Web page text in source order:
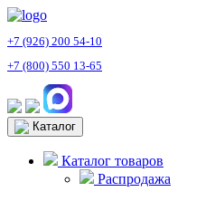
+7 (926) 200 54-10
+7 (800) 550 13-65
Каталог
Каталог товаров
Распродажа